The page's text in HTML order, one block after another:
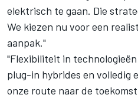
elektrisch te gaan. Die
We kiezen nu voor een
aanpak."
"Flexibiliteit in
plug-in hybrides en volledig
onze route naar de